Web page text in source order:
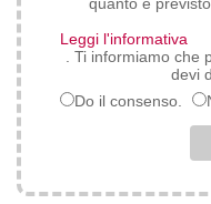
Leggi l'informativa
. Ti informiamo
devi
Do il consenso.